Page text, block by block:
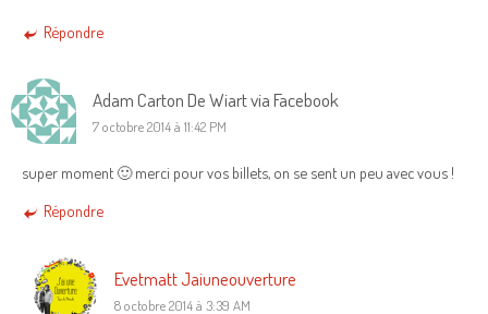
Répondre
Adam Carton De Wiart via Facebook
7 octobre 2014 à 11:42 PM
super moment 🙂 merci pour vos billets, on se sent un peu avec vous !
Répondre
Evetmatt Jaiuneouverture
8 octobre 2014 à 3:39 AM